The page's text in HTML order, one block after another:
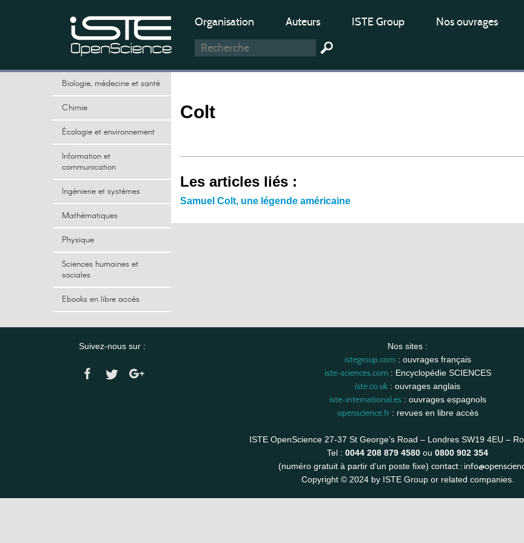
Organisation Auteurs ISTE Group Nos ouvrages
Biologie, médecine et santé
Chimie
Écologie et environnement
Information et
communication
Ingénierie et systèmes
Mathématiques
Physique
Sciences humaines et
sociales
Ebooks en libre accès
Colt
Les articles liés :
Samuel Colt, une légende américaine
Suivez-nous sur : Nos sites :
istegroup.com: ouvrages français
iste-sciences.com: Encyclopédie SCIENCES
iste.co.uk : ouvrages anglais
iste-international.es: ouvrages espagnols
openscience.fr: revues en libre accès
ISTE OpenScience 27-37 St George’s Road – Londres SW19 4EU –
Tel : 0044 208 879 4580 ou 0800 902 354
(numéro gratuit à partir d’un poste fixe) contact :
Copyright © 2024 by ISTE Group or related companies.